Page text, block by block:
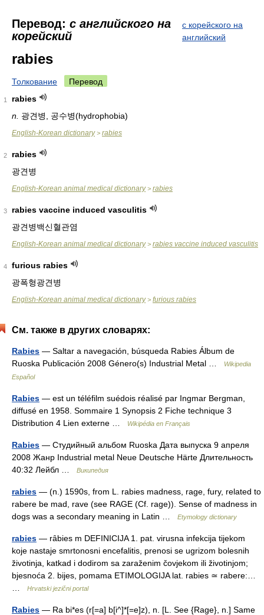
Перевод: с английского на
корейский
с корейского на
английский
rabies
Толкование Перевод
1
rabies
n. 광견병, 공수병(hydrophobia)
English-Korean dictionary> rabies
2
rabies
광견병
English-Korean animal medical dictionary> rabies
3
rabies vaccine induced vasculitis
광견병백신혈관염
English-Korean animal medical dictionary> rabies vaccine induced vasculitis
4
furious rabies
광폭형광견병
English-Korean animal medical dictionary> furious rabies
См. также в других словарях:
Rabies — Saltar a navegación, búsqueda Rabies Álbum de
Ruoska Publicación 2008 Género(s) Industrial Metal …
Wikipedia
Español
Rabies — est un téléfilm suédois réalisé par Ingmar Bergman,
diffusé en 1958. Sommaire 1 Synopsis 2 Fiche technique 3
Distribution 4 Lien externe …
Wikipédia en Français
Rabies — Студийный альбом Ruoska Дата выпуска 9 апреля
2008 Жанр Industrial metal Neue Deutsche Härte Длительность
40:32 Лейбл …
Википедия
rabies — (n.) 1590s, from L. rabies madness, rage, fury, related to
rabere be mad, rave (see RAGE (Cf. rage)). Sense of madness in
dogs was a secondary meaning in Latin …
Etymology dictionary
rabies — rȃbies m DEFINICIJA 1. pat. virusna infekcija tijekom
koje nastaje smrtonosni encefalitis, prenosi se ugrizom bolesnih
životinja, katkad i dodirom sa zaraženim čovjekom ili životinjom;
bjesnoća 2. bijes, pomama ETIMOLOGIJA lat. rabies ≃ rabere:…
Hrvatski jezični portal
Rabies — Ra bi*es (r[=a] b[i^]*[=e]z), n. [L. See {Rage}, n.] Same